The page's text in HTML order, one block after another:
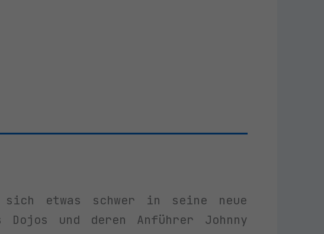
etwas schwer in seine neue
und deren Anführer Johnny